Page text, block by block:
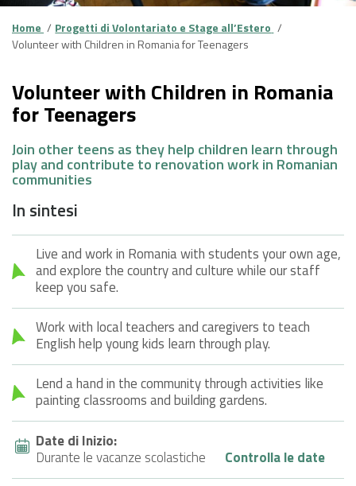
Home
Progetti di Volontariato e Stage all’Estero
Volunteer with Children in Romania for Teenagers
Volunteer with Children in Romania
for Teenagers
Join other teens as they help children learn through
play and contribute to renovation work in Romanian
communities
In sintesi
Live and work in Romania with students your own age,
and explore the country and culture while our staff
keep you safe.
Work with local teachers and caregivers to teach
English help young kids learn through play.
Lend a hand in the community through activities like
painting classrooms and building gardens.
Date di Inizio:
Durante le vacanze scolastiche
Controlla le date